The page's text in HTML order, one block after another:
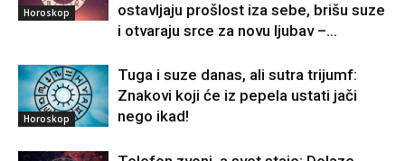
Horoskop
ostavljaju prošlost iza sebe, brišu suze
i otvaraju srce za novu ljubav –...
Horoskop
Tuga i suze danas, ali sutra trijumf:
Znakovi koji će iz pepela ustati jači
nego ikad!